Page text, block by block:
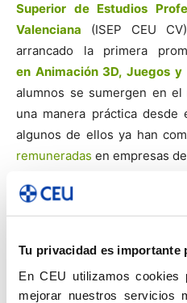
Tu privacidad es importante
En CEU utilizamos
mejorar nuestros servicios
Superior de Estudios
Valenciana
(ISEP CEU
arrancado la primera
en Animación 3D, Juegos
alumnos se sumergen en
una manera práctica
algunos de ellos ya han
remuneradas en empresas
ETIQUETAS animación 3D
Juegos y Entornos interactivos